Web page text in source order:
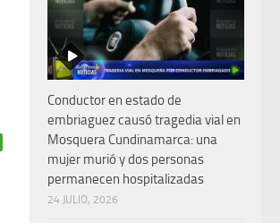
Conductor en estado de
embriaguez causó tragedia vial en
Mosquera Cundinamarca: una
mujer murió y dos personas
permanecen hospitalizadas
24 JULIO, 2026